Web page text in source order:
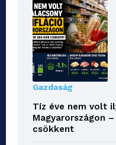
Gazdaság
Tíz éve nem volt
Magyarországon
csökkent